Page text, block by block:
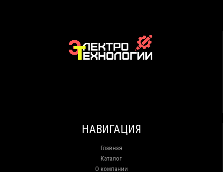
НАВИГАЦИЯ
Главная
Каталог
О компании